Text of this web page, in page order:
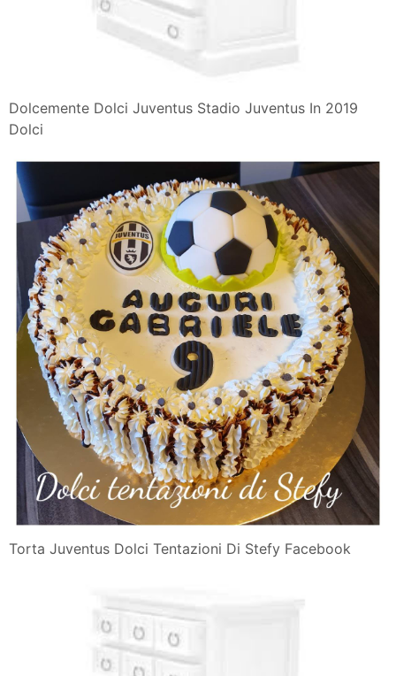
Dolcemente Dolci Juventus Stadio Juventus In 2019
Dolci
Torta Juventus Dolci Tentazioni Di Stefy Facebook